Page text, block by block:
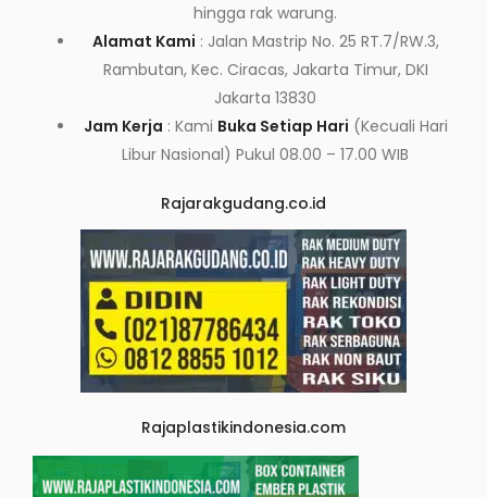
hingga rak warung.
Alamat Kami : Jalan Mastrip No. 25 RT.7/RW.3,
Rambutan, Kec. Ciracas, Jakarta Timur, DKI
Jakarta 13830
Jam Kerja : Kami Buka Setiap Hari (Kecuali Hari
Libur Nasional) Pukul 08.00 – 17.00 WIB
Rajarakgudang.co.id
Rajaplastikindonesia.com